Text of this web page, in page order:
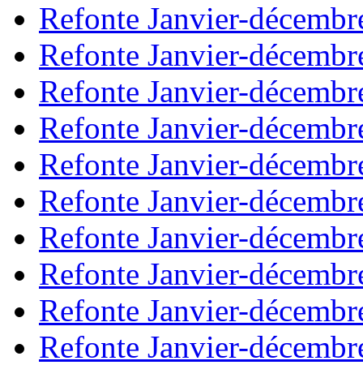
Refonte Janvier-
Refonte Janvier-
Refonte Janvier-
Refonte Janvier-
Refonte Janvier-
Refonte Janvier-
Refonte Janvier-
Refonte Janvier-
Refonte Janvier-
Refonte Janvier-